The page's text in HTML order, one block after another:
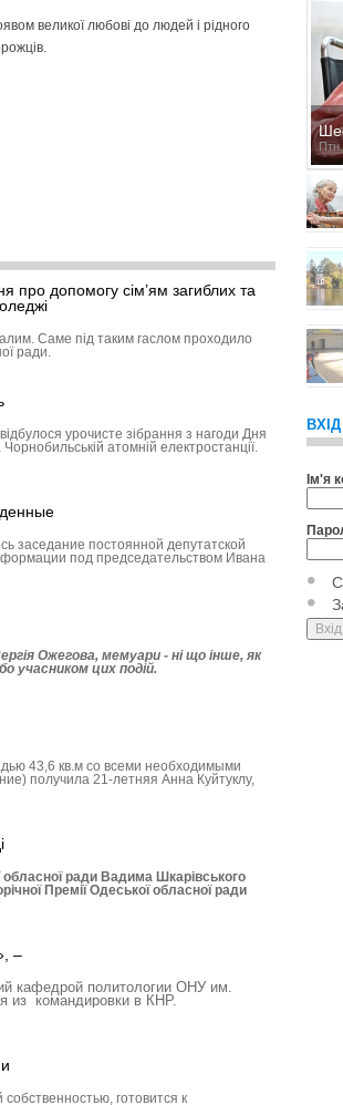
великої любові до людей і рідного
про допомогу сім’ям загиблих та
Саме під таким гаслом проходило
ради.
урочисте зібрання з нагоди Дня
Чорнобильській атомній електростанції.
заседание постоянной депутатской
под председательством Ивана
Ожегова, мемуари - ні що інше, як
учасником цих подій.
43,6 кв.м со всеми необходимыми
получила 21-летняя Анна Куйтуклу,
ради Вадима Шкарівського
Премії Одеської обласної ради
–
кафедрой политологии ОНУ им.
из командировки в КНР.
готовится к
ВХІД
Ім'я